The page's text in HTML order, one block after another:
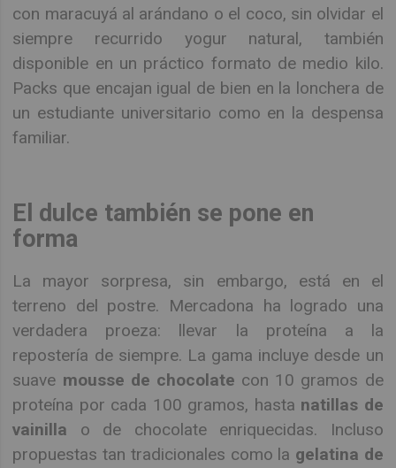
con maracuyá al arándano o el coco, sin olvidar el
siempre recurrido yogur natural, también
disponible en un práctico formato de medio kilo.
Packs que encajan igual de bien en la lonchera de
un estudiante universitario como en la despensa
familiar.
El dulce también se pone en
forma
La mayor sorpresa, sin embargo, está en el
terreno del postre. Mercadona ha logrado una
verdadera proeza: llevar la proteína a la
repostería de siempre. La gama incluye desde un
suave mousse de chocolate con 10 gramos de
proteína por cada 100 gramos, hasta natillas de
vainilla o de chocolate enriquecidas. Incluso
propuestas tan tradicionales como la gelatina de